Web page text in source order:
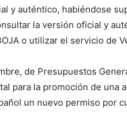
y auténtico, habiéndose
la versión oficial y
o utilizar el servicio de
de Presupuestos
para la promoción de
un nuevo permiso por